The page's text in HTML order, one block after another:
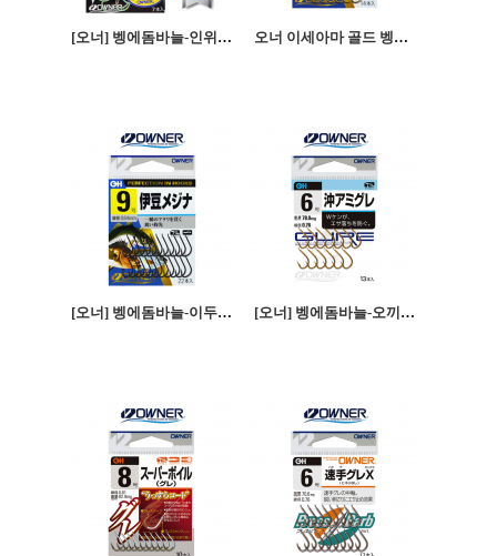
[오너] 벵에돔바늘-인위드구레 오너 이세아마 골드 벵에돔바늘
[오너] 벵에돔바늘-이두메지나 [오너] 벵에돔바늘-오끼아미구레